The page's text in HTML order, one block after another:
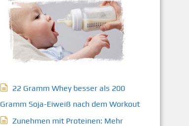
22 Gramm Whey besser als 200
Gramm Soja-Eiweiß nach dem Workout
Zunehmen mit Proteinen: Mehr